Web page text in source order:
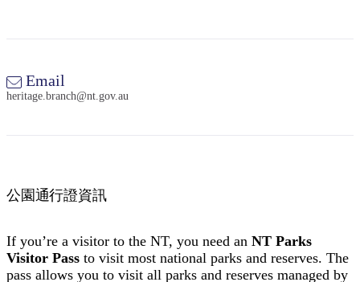
Sign
Email
heritage.branch@nt.gov.au
公園通行證資訊
If you’re a visitor to the NT, you need an NT Parks
Visitor Pass to visit most national parks and reserves. The
pass allows you to visit all parks and reserves managed by